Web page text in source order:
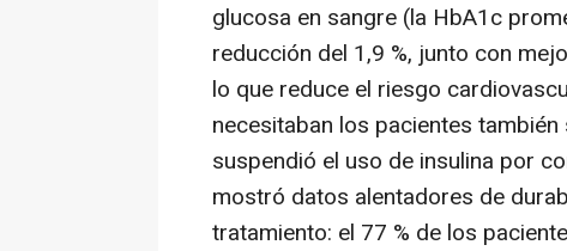
glucosa en sangre (la HbA1c
reducción del 1,9 %, junto con
lo que reduce el riesgo
necesitaban los pacientes
suspendió el uso de insulina por
mostró datos alentadores de
tratamiento: el 77 % de los